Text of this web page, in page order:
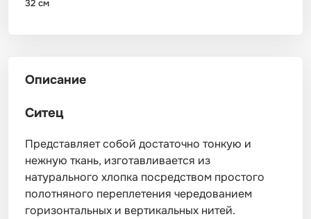
32 см
Описание
Ситец
Представляет собой достаточно тонкую и
нежную ткань, изготавливается из
натурального хлопка посредством простого
полотняного переплетения чередованием
горизонтальных и вертикальных нитей.